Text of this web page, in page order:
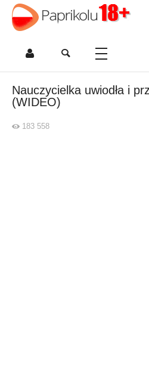
Nauczycielka uwiodła i
(WIDEO)
183 558